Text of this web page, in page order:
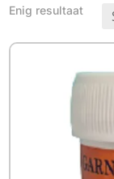
Enig resultaat